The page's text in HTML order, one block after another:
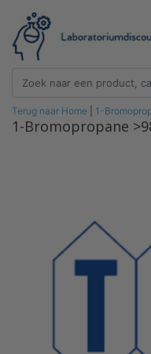
Terug naar Home 1-
1-Bromopropane